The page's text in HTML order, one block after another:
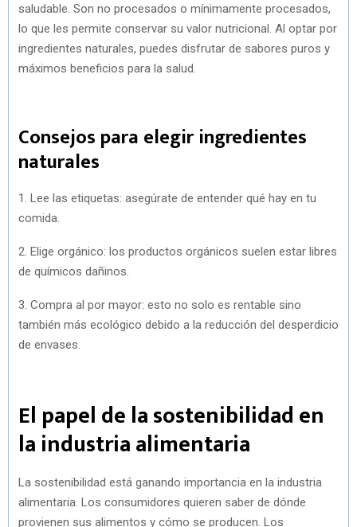
saludable. Son no procesados o mínimamente procesados,
lo que les permite conservar su valor nutricional. Al optar por
ingredientes naturales, puedes disfrutar de sabores puros y
máximos beneficios para la salud.
Consejos para elegir ingredientes
naturales
1. Lee las etiquetas: asegúrate de entender qué hay en tu
comida.
2. Elige orgánico: los productos orgánicos suelen estar libres
de químicos dañinos.
3. Compra al por mayor: esto no solo es rentable sino
también más ecológico debido a la reducción del desperdicio
de envases.
El papel de la sostenibilidad en
la industria alimentaria
La sostenibilidad está ganando importancia en la industria
alimentaria. Los consumidores quieren saber de dónde
provienen sus alimentos y cómo se producen. Los